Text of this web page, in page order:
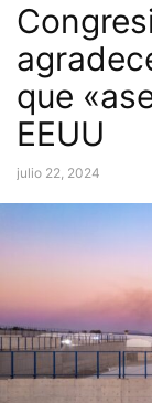
que
EEUU
julio 22, 2024